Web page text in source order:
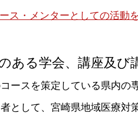
ス・メンターとしての活動
ある学会、講座及び
ースを策定している県内の
として、宮崎県地域医療対